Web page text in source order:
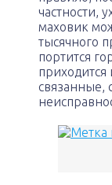
частности,
маховик
тысячного
портится
приходится
связанные,